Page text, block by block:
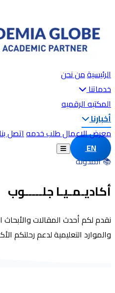
الرئيسيةمن نحن
خدماتنا
المكتبه الرقميه
أخبارنا
معرض الاعمالطلب خدمهاتصل
EN
📚 المدونة
أكاديـمـيـا جلـــــوب
نقدم لكم أحدث المقالات والأبحاث
والموارد التعليمية لدعم رحلتكم